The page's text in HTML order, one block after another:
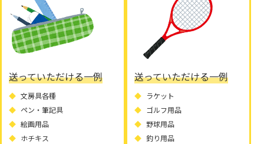
送っていただける一例
文房具各種
ペン・筆記具
絵画用品
ホチキス
送っていただける一例
ラケット
ゴルフ用品
野球用品
釣り用品